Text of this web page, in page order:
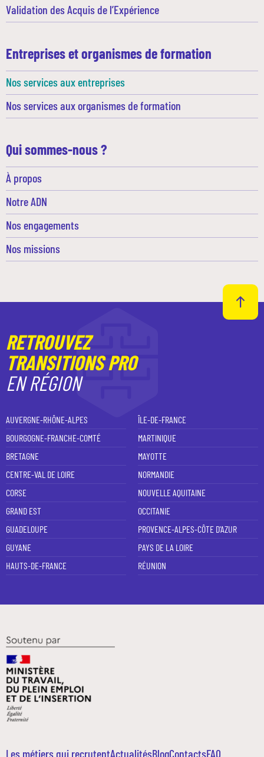
Validation des Acquis de l’Expérience
Entreprises et organismes de formation
Nos services aux entreprises
Nos services aux organismes de formation
Qui sommes-nous ?
À propos
Notre ADN
Nos engagements
Nos missions
RETROUVEZ
TRANSITIONS PRO
EN RÉGION
AUVERGNE-RHÔNE-ALPES
BOURGOGNE-FRANCHE-COMTÉ
BRETAGNE
CENTRE-VAL DE LOIRE
CORSE
GRAND EST
GUADELOUPE
GUYANE
HAUTS-DE-FRANCE
ÎLE-DE-FRANCE
MARTINIQUE
MAYOTTE
NORMANDIE
NOUVELLE AQUITAINE
OCCITANIE
PROVENCE-ALPES-CÔTE D'AZUR
PAYS DE LA LOIRE
RÉUNION
Les métiers qui recrutentActualitésBlogContactsFAQ